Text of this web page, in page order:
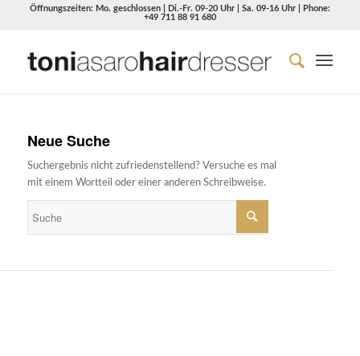
Öffnungszeiten: Mo. geschlossen | Di.-Fr. 09-20 Uhr | Sa. 09-16 Uhr | Phone:
+49 711 88 91 680
Neue Suche
Suchergebnis nicht zufriedenstellend? Versuche es mal
mit einem Wortteil oder einer anderen Schreibweise.